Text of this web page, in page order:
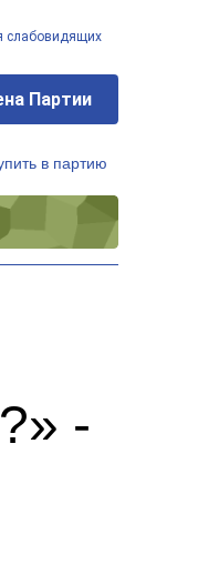
слабовидящих
Партии
в партию
-